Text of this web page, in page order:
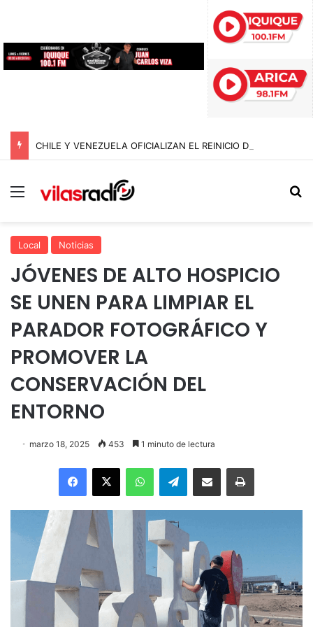
Menú
Local Noticias
JÓVENES DE ALTO HOSPICIO
SE UNEN PARA LIMPIAR EL
PARADOR FOTOGRÁFICO Y
PROMOVER LA
CONSERVACIÓN DEL
ENTORNO
marzo 18, 2025 453 1 minuto de lectura
Facebook
X WhatsAppTelegramEnviar vía email Imprimir